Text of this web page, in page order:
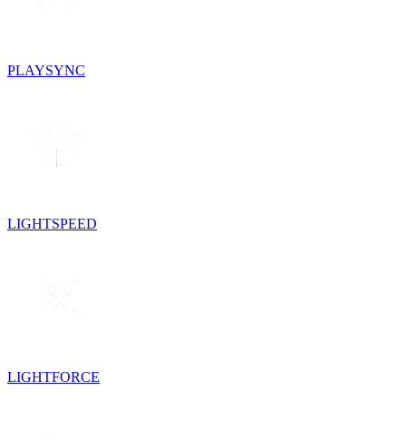
PLAYSYNC
LIGHTSPEED
LIGHTFORCE